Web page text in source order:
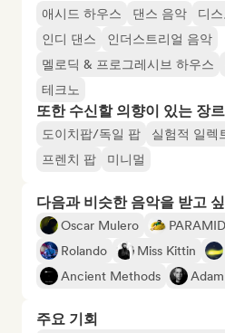
애시드 하우스 댄스 음악 디스
인디 댄스
인더스트리얼 음악
멜로딕 & 프로그레시브 하우스
테크노
또한 수신할 의향이 있는 장르
도이치팝/독일 팝 실험적 일렉
프렌치 팝
미니멀
다음과 비슷한 음악을 받고
Oscar Mulero
Rolando
Miss Kittin
Ancient Methods
주요 기회